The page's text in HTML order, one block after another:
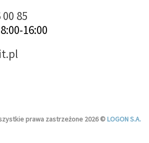
85
16:00
prawa zastrzeżone 2026 ©LOGON S.A.